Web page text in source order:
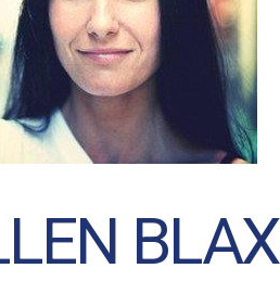
BLAX